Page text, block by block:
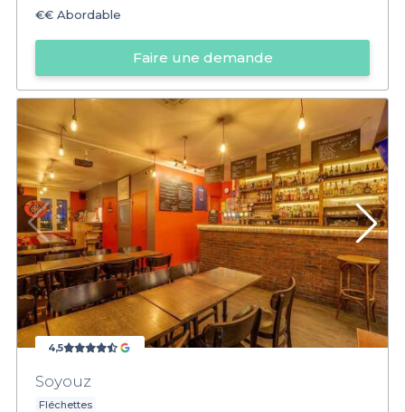
€€ Abordable
Faire une demande
4,5
Soyouz
Fléchettes